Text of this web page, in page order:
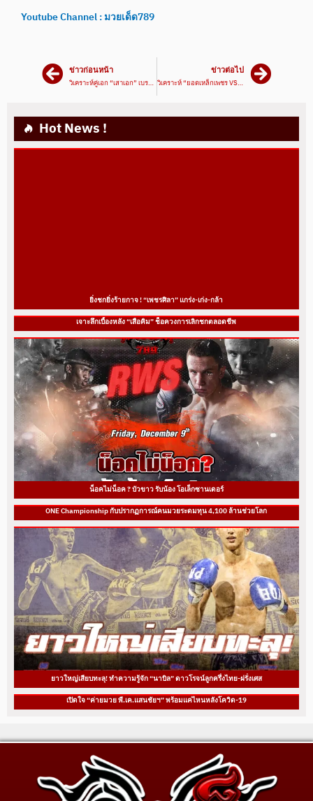
Youtube Channel : มวยเด็ด789
ข่าวก่อนหน้า
วิเคราะห์คู่เอก “เสาเอก” เบรก “เพชรไพลิน”
ข่าวต่อไป
วิเคราะห์ “ยอดเหล็กเพชร VS เพชรมหาชน” มนุษย์เหล็กเจอมนุษย์หิน
Hot News !
ยิ่งชกยิ่งร้ายกาจ ! “เพชรศิลา” แกร่ง-เก่ง-กล้า
เจาะลึกเบื้องหลัง “เสือคิม” ช็อควงการเลิกชกตลอดชีพ
น็อคไม่น็อค ? บัวขาว รับน้อง โอเล็กซานเดอร์
ONE Championship กับปรากฏการณ์คนมวยระดมทุน 4,100 ล้านช่วยโลก
ยาวใหญ่เสียบทะลุ! ทำความรู้จัก “นาบิล” ดาวโรจน์ลูกครึ่งไทย-ฝรั่งเศส
เปิดใจ “ค่ายมวย พี.เค.แสนชัยฯ” พร้อมแค่ไหนหลังโควิด-19